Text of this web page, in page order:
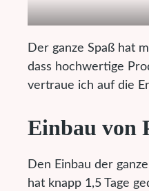
Der ganze Spaß hat
dass hochwertige
vertraue ich auf die
Einbau von
Den Einbau der
hat knapp 1,5 Tage